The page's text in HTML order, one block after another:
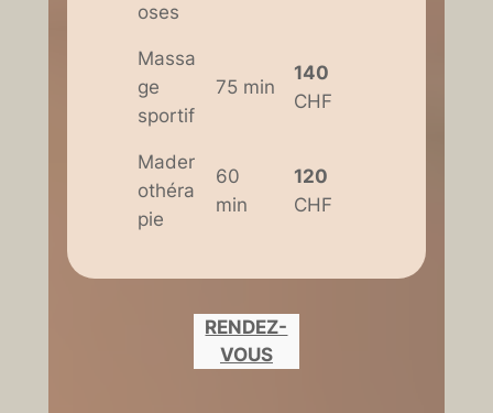
oses
Massa
ge
sportif
75 min
140
CHF
Mader
othéra
pie
60
min
120
CHF
RENDEZ-
VOUS